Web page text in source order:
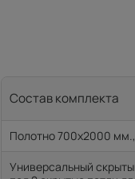
Состав комплекта
Полотно 700x2000
Универсальный